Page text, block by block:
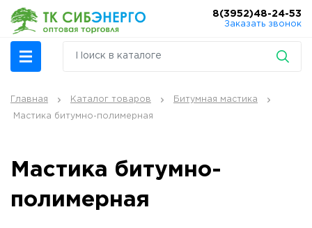
8(3952)48-24-53
Заказать звонок
Главная Каталог товаров Битумная мастика
Мастика битумно-полимерная
Мастика битумно-
полимерная